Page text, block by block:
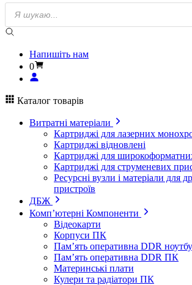
Пошук
товарів
Напишіть нам
0
Каталог товарів
Витратні матеріали
Картриджі для лазерних
Картриджі відновлені
Картриджі для
Картриджі для струменевих
Ресурсні вузли і матеріали для
пристроїв
ДБЖ
Комп’ютерні Компоненти
Відеокарти
Корпуси ПК
Пам’ять оперативна DDR
Пам’ять оперативна DDR ПК
Материнські плати
Кулери та радіатори ПК